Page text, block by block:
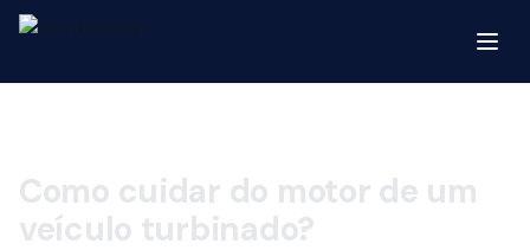
Como cuidar do motor de um
veículo turbinado?